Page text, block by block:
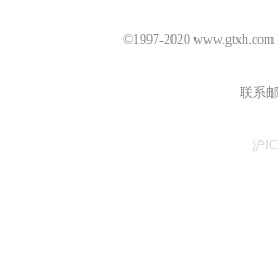
©1997-2020www.gtxh.com
联系
沪